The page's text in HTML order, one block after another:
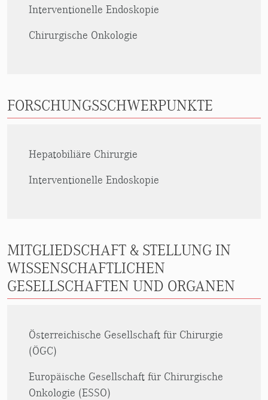
Interventionelle Endoskopie
Chirurgische Onkologie
FORSCHUNGSSCHWERPUNKTE
Hepatobiliäre Chirurgie
Interventionelle Endoskopie
MITGLIEDSCHAFT & STELLUNG IN
WISSENSCHAFTLICHEN
GESELLSCHAFTEN UND ORGANEN
Österreichische Gesellschaft für Chirurgie
(ÖGC)
Europäische Gesellschaft für Chirurgische
Onkologie (ESSO)